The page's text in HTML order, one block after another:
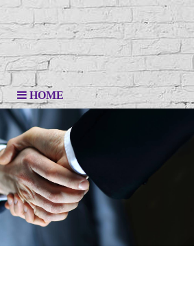
HOME